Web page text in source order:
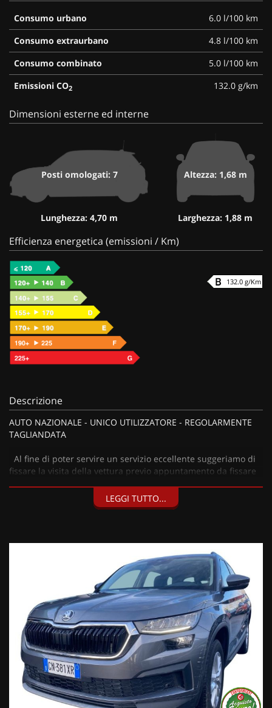
Consumo urbano
6.0 l/100 km
Consumo extraurbano
4.8 l/100 km
Consumo combinato
5.0 l/100 km
Emissioni CO2 132.0 g/km
Dimensioni esterne ed interne
Posti omologati: 7
Lunghezza: 4,70 m
Altezza: 1,68 m
Larghezza: 1,88 m
Efficienza energetica (emissioni / Km)
132.0 g/Km
Descrizione
AUTO NAZIONALE - UNICO UTILIZZATORE - REGOLARMENTE
TAGLIANDATA
Al fine di poter servire un servizio eccellente suggeriamo di
fissare la visita della vettura previo appuntamento da fissare
• Consegna a domicilio;
• Finanziamenti personalizzabili a tassi agevolati (privati/ditte
• Polizze Kasko fino a 60 mesi di durata con estensione “valore
a nuovo”;
• Garanzia legale di Conformità prevista obbligatoriamente
dal Codice del Consumo;
• Garanzia estendibile fino a 60 mesi.
Segui Automobili Vendraminie leggi le recensioni che
descrivono l’esperienza dei nostri clienti:
• Sul nostro sito ufficiale www.automobilivendramini.it dove
potrai trovare l’intero parco auto aggiornato, maggiori foto e
LEGGI TUTTO...